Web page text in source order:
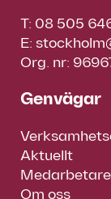
T: 08 505
E:
Org. nr:
Genvägar
Aktuellt
Medarbetare
Om oss